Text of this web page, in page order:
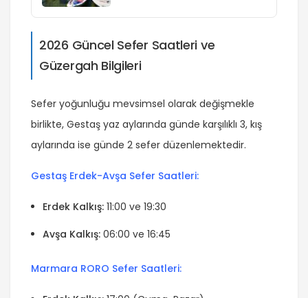
2026 Güncel Sefer Saatleri ve
Güzergah Bilgileri
Sefer yoğunluğu mevsimsel olarak değişmekle
birlikte, Gestaş yaz aylarında günde karşılıklı 3, kış
aylarında ise günde 2 sefer düzenlemektedir.
Gestaş Erdek-Avşa Sefer Saatleri:
Erdek Kalkış: 11:00 ve 19:30
Avşa Kalkış: 06:00 ve 16:45
Marmara RORO Sefer Saatleri: